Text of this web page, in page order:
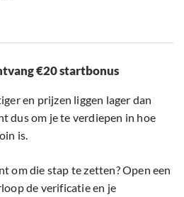
€20 startbonus
en prijzen liggen lager dan
dus om je te verdiepen in hoe
is.
om die stap te zetten? Open een
de verificatie en je